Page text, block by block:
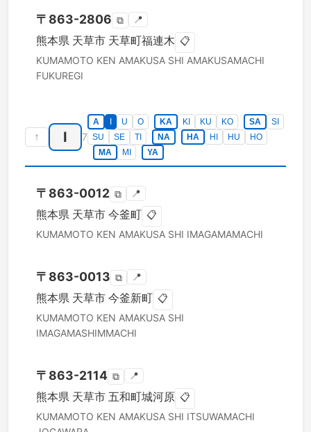
〒 863-2806 ⧉ 📍
熊本県 天草市 天草町福連木 📋
KUMAMOTO KEN AMAKUSA SHI AMAKUSAMACHI
FUKUREGI
↑ I 7
A U O KA KI KU KO SA
SI
SU
SE TI NA HA HI HU
HO
MA
MI YA
〒 863-0012 ⧉ 📍
熊本県 天草市 今釜町 📋
KUMAMOTO KEN AMAKUSA SHI IMAGAMAMACHI
〒 863-0013 ⧉ 📍
熊本県 天草市 今釜新町 📋
KUMAMOTO KEN AMAKUSA SHI
IMAGAMASHIMMACHI
〒 863-2114 ⧉ 📍
熊本県 天草市 五和町城河原 📋
KUMAMOTO KEN AMAKUSA SHI ITSUWAMACHI